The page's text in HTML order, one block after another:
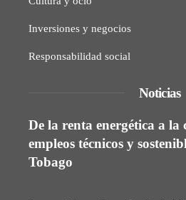
Inversiones y negocios
Responsabilidad social
Noticias
De la renta energética a la
empleos técnicos y
Tobago